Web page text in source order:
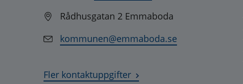
Rådhusgatan 2 Emmaboda
kommunen@emmaboda.se
Fler kontaktuppgifter